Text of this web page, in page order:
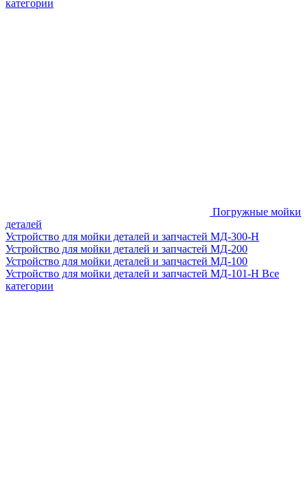
категории
Погружные мойки
деталей
Устройство для мойки деталей и запчастей МД-300-H
Устройство для мойки деталей и запчастей МД-200
Устройство для мойки деталей и запчастей МД-100
Устройство для мойки деталей и запчастей МД-101-Н Все
категории